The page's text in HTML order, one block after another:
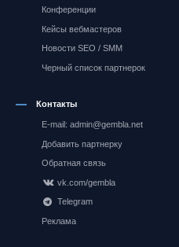
Конференции
Кейсы вебмастеров
Новости SEO / SMM
Черный список партнерок
Контакты
E-mail: admin@gembla.net
Добавить партнерку
Обратная связь
vk.com/gembla
Telegram
Реклама